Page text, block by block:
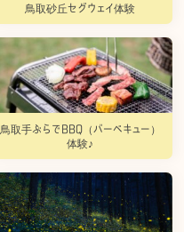
鳥取砂丘セグウェイ体験
鳥取手ぶらでBBQ（バーベキュー）
体験♪